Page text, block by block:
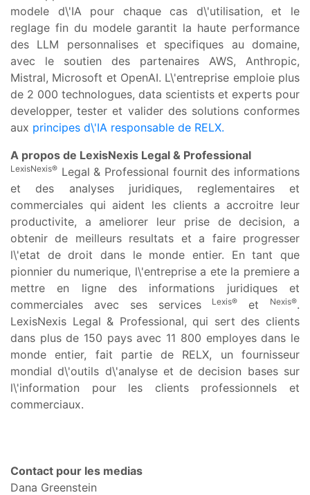
modele d\'IA pour chaque cas d\'utilisation, et le
reglage fin du modele garantit la haute performance
des LLM personnalises et specifiques au domaine,
avec le soutien des partenaires AWS, Anthropic,
Mistral, Microsoft et OpenAI. L\'entreprise emploie plus
de 2 000 technologues, data scientists et experts pour
developper, tester et valider des solutions conformes
aux principes d\'IA responsable de RELX.
A propos de LexisNexis Legal & Professional
LexisNexis® Legal & Professional fournit des informations
et des analyses juridiques, reglementaires et
commerciales qui aident les clients a accroitre leur
productivite, a ameliorer leur prise de decision, a
obtenir de meilleurs resultats et a faire progresser
l\'etat de droit dans le monde entier. En tant que
pionnier du numerique, l\'entreprise a ete la premiere a
mettre en ligne des informations juridiques et
commerciales avec ses services
Lexis® et Nexis®.
LexisNexis Legal & Professional, qui sert des clients
dans plus de 150 pays avec 11 800 employes dans le
monde entier, fait partie de RELX, un fournisseur
mondial d\'outils d\'analyse et de decision bases sur
l\'information pour les clients professionnels et
commerciaux.
Contact pour les medias
Dana Greenstein